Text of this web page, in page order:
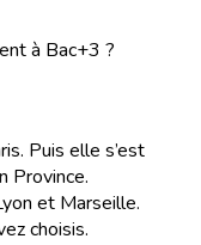
à Bac+3 ?
Puis elle s’est
Province.
et Marseille.
choisis.